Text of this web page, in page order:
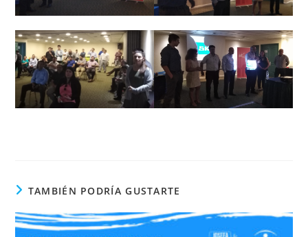
TAMBIÉN PODRÍA GUSTARTE